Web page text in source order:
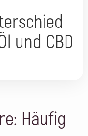
und CBD
Häufig